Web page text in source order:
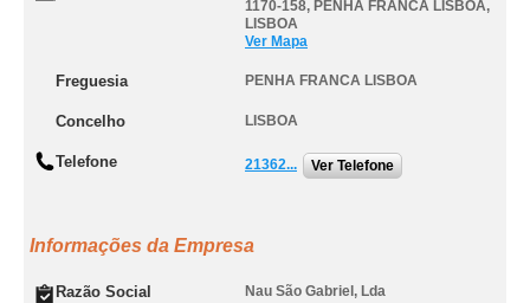
1170-158, PENHA FRANCA LISBOA,
LISBOA
Ver Mapa
Freguesia PENHA FRANCA LISBOA
Concelho LISBOA
Telefone 21362... Ver Telefone
Informações da Empresa
Razão Social Nau São Gabriel, Lda